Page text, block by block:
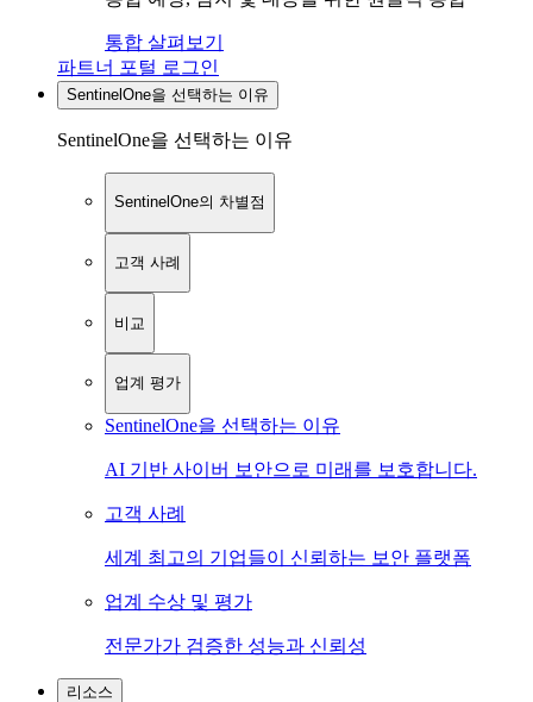
통합 살펴보기
파트너 포털 로그인
SentinelOne을 선택하는 이유
SentinelOne을 선택하는 이유
SentinelOne의 차별점
고객 사례
비교
업계 평가
SentinelOne을 선택하는 이유
AI 기반 사이버 보안으로 미래를 보호합니다.
고객 사례
세계 최고의 기업들이 신뢰하는 보안 플랫폼
업계 수상 및 평가
전문가가 검증한 성능과 신뢰성
리소스